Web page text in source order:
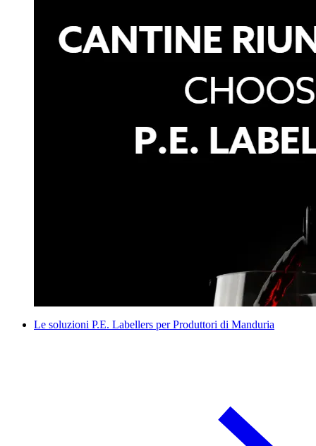
Le soluzioni P.E. Labellers per Produttori di Manduria